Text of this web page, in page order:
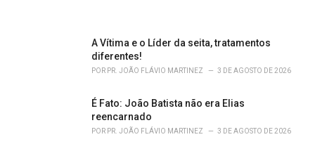
A Vítima e o Líder da seita, tratamentos
diferentes!
POR PR. JOÃO FLÁVIO MARTINEZ 3 DE AGOSTO DE 2026
É Fato: João Batista não era Elias
reencarnado
POR PR. JOÃO FLÁVIO MARTINEZ 3 DE AGOSTO DE 2026